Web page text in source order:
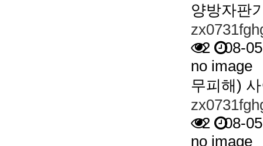
양방자판
2 08-05
no image
무피해)
2 08-05
no image